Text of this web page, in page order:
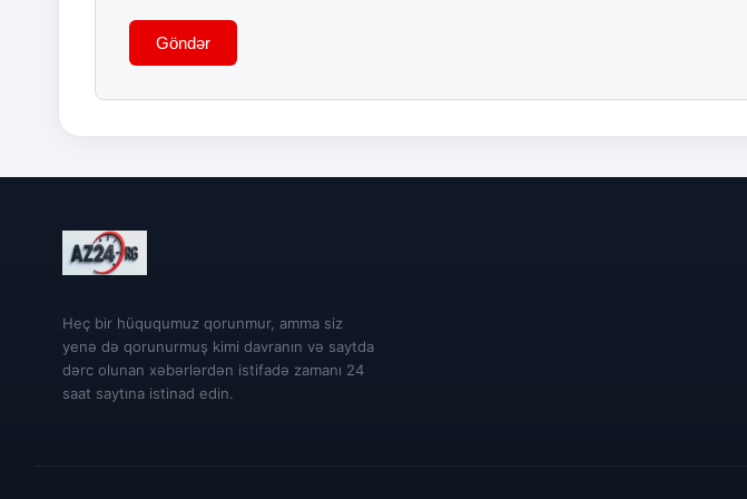
Göndər
Heç bir hüququmuz qorunmur, amma siz
yenə də qorunurmuş kimi davranın və saytda
dərc olunan xəbərlərdən istifadə zamanı 24
saat saytına istinad edin.